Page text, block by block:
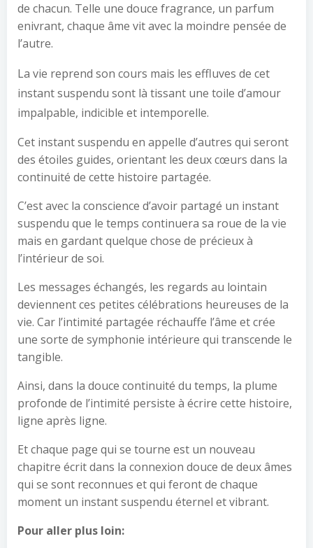
de chacun. Telle une douce fragrance, un parfum
enivrant, chaque âme vit avec la moindre pensée de
l’autre.
La vie reprend son cours mais les effluves de cet
instant suspendu sont là tissant une toile d’amour
impalpable, indicible et intemporelle.
Cet instant suspendu en appelle d’autres qui seront
des étoiles guides, orientant les deux cœurs dans la
continuité de cette histoire partagée.
C’est avec la conscience d’avoir partagé un instant
suspendu que le temps continuera sa roue de la vie
mais en gardant quelque chose de précieux à
l’intérieur de soi.
Les messages échangés, les regards au lointain
deviennent ces petites célébrations heureuses de la
vie. Car l’intimité partagée réchauffe l’âme et crée
une sorte de symphonie intérieure qui transcende le
tangible.
Ainsi, dans la douce continuité du temps, la plume
profonde de l’intimité persiste à écrire cette histoire,
ligne après ligne.
Et chaque page qui se tourne est un nouveau
chapitre écrit dans la connexion douce de deux âmes
qui se sont reconnues et qui feront de chaque
moment un instant suspendu éternel et vibrant.
Pour aller plus loin: